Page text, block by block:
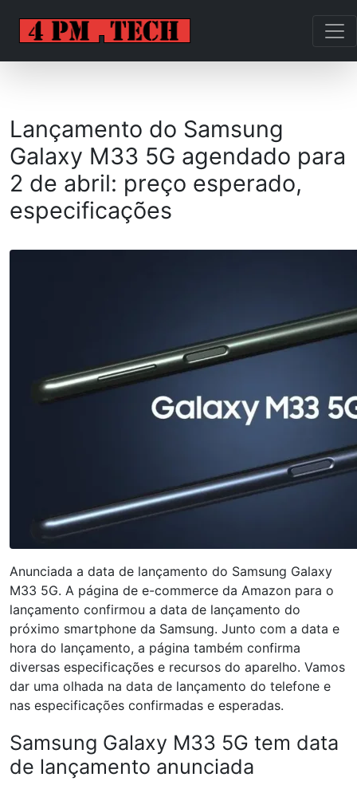
Lançamento do Samsung
Galaxy M33 5G agendado para
2 de abril: preço esperado,
especificações
Anunciada a data de lançamento do Samsung Galaxy
M33 5G. A página de e-commerce da Amazon para o
lançamento confirmou a data de lançamento do
próximo smartphone da Samsung. Junto com a data e
hora do lançamento, a página também confirma
diversas especificações e recursos do aparelho. Vamos
dar uma olhada na data de lançamento do telefone e
nas especificações confirmadas e esperadas.
Samsung Galaxy M33 5G tem data
de lançamento anunciada